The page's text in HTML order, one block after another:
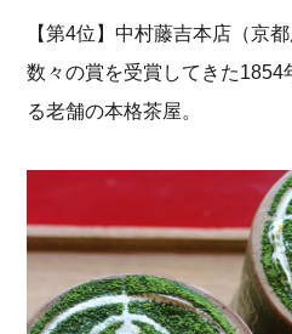
【第4位】中村藤吉本店（京都
数々の賞を受賞してきた1854
る老舗の本格茶屋。